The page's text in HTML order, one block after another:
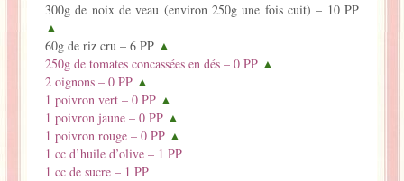
300g de noix de veau (environ 250g une fois cuit) – 10 PP
▲
60g de riz cru – 6 PP ▲
250g de tomates concassées en dés – 0 PP ▲
2 oignons – 0 PP ▲
1 poivron vert – 0 PP ▲
1 poivron jaune – 0 PP ▲
1 poivron rouge – 0 PP ▲
1 cc d’huile d’olive – 1 PP
1 cc de sucre – 1 PP